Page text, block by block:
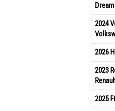
Dream
2024
2026
2023
2025